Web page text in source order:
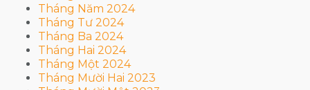
Tháng Năm 2024
Tháng Tư 2024
Tháng Ba 2024
Tháng Hai 2024
Tháng Một 2024
Tháng Mười Hai 2023